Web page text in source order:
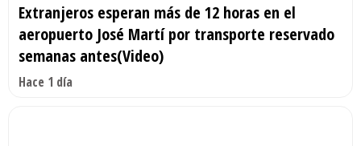
Extranjeros esperan más de 12 horas en el
aeropuerto José Martí por transporte reservado
semanas antes(Video)
Hace 1 día